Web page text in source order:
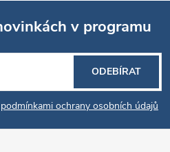
v programu
podmínkami ochrany osobních údajů
ODEBÍRAT